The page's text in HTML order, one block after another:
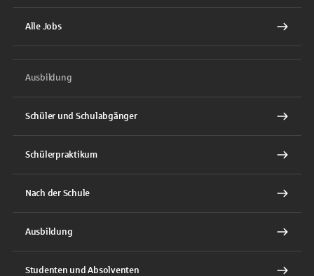
Alle Jobs
Ausbildung
Schüler und Schulabgänger
Schülerpraktikum
Nach der Schule
Ausbildung
Studenten und Absolventen